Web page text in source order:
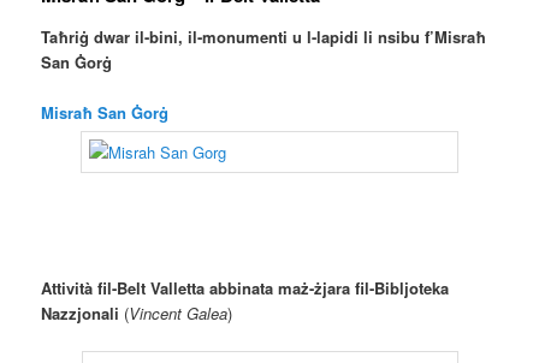
Taħriġ dwar il-bini, il-monumenti u l-lapidi li nsibu f’Misraħ
San Ġorġ
Misraħ San Ġorġ
Attività fil-Belt Valletta abbinata maż-żjara fil-Bibljoteka
Nazzjonali (Vincent Galea)